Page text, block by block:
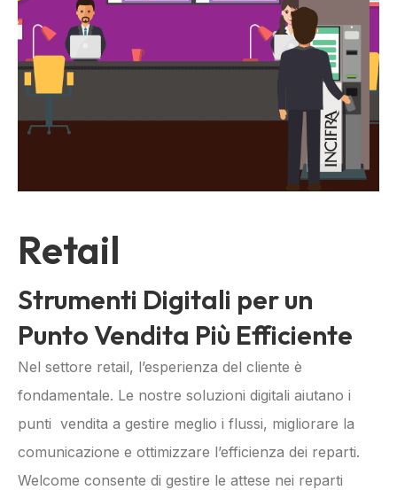
Retail
Strumenti Digitali per un
Punto Vendita Più Efficiente
Nel settore retail, l’esperienza del cliente è
fondamentale. Le nostre soluzioni digitali aiutano i
punti vendita a gestire meglio i flussi, migliorare la
comunicazione e ottimizzare l’efficienza dei reparti.
Welcome consente di gestire le attese nei reparti